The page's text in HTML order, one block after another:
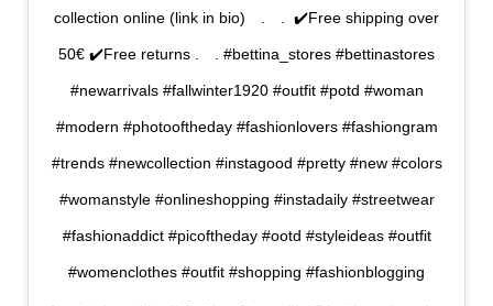
collection online (link in bio)⠀⁠ .⁠⠀⁠ .⁠ ⁣⁠ ✔️Free shipping over
50€⁠ ✔️Free returns⁠ .⠀⁠ ⁠.⁠ ⁣⁣#bettina_stores #bettinastores
#newarrivals #fallwinter1920 #outfit #potd #woman
#modern #photooftheday #fashionlovers #fashiongram
#trends #newcollection #instagood #pretty #new #colors
#womanstyle #onlineshopping #instadaily #streetwear
#fashionaddict #picoftheday #ootd #styleideas #outfit
#womenclothes #outfit #shopping #fashionblogging